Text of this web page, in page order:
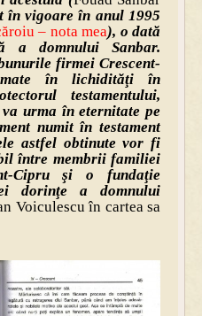
în vigoare în anul 1995
– nota mea), o dată
a domnului Sanbar.
firmei Crescent-
în lichidităţi în
testamentului,
urma în eternitate pe
numit în testament
astfel obtinute vor fi
între membrii familiei
Cipru şi o fundaţie
dorinţe a domnului
Voiculescu în cartea sa